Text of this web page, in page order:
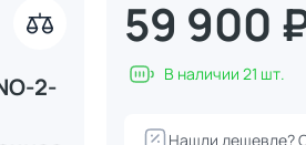
2-
59 900
В наличии 21 шт.